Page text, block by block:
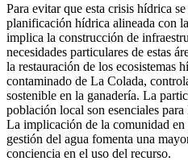
Para evitar que esta crisis hídrica
planificación hídrica alineada con
implica la construcción de
necesidades particulares de estas
la restauración de los ecosistemas
contaminado de La Colada,
sostenible en la ganadería. La
población local son esenciales
La implicación de la comunidad en
gestión del agua fomenta una
conciencia en el uso del recurso.